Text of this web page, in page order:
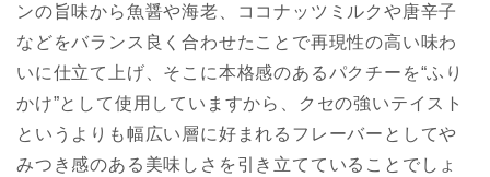
ンの旨味から魚醤や海老、ココナッツミルクや唐辛子
などをバランス良く合わせたことで再現性の高い味わ
いに仕立て上げ、そこに本格感のあるパクチーを“ふり
かけ”として使用していますから、クセの強いテイスト
というよりも幅広い層に好まれるフレーバーとしてや
みつき感のある美味しさを引き立てていることでしょ